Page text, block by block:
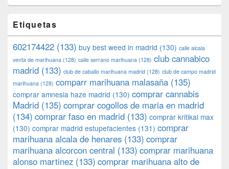
Etiquetas
602174422 (133) buy best weed in madrid (130) calle alcala
venta de marihuana (128) calle serrano marihuana (128) club cannabico
madrid (133) club de caballo marihuana madrid (128) club de campo madrid
marihuana (128) comparr marihuana malasaña (135)
comprar amnesia haze madrid (130) comprar cannabis
Madrid (135) comprar cogollos de maria en madrid
(134) comprar faso en madrid (133) comprar kritikal max
(130) comprar madrid estupefacientes (131) comprar
marihuana alcala de henares (133) comprar
marihuana alcorcon central (133) comprar marihuana
alonso martinez (133) comprar marihuana alto de